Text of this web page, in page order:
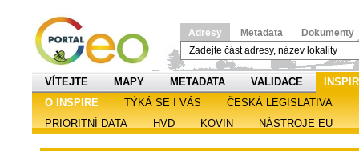
Adresy Metadata Dokumenty
VÍTEJTE MAPY METADATA VALIDACE
O INSPIRE
TÝKÁ SE I VÁS ČESKÁ LEGISLATIVA
PRIORITNÍ DATA
HVD KOVIN NÁSTROJE EU